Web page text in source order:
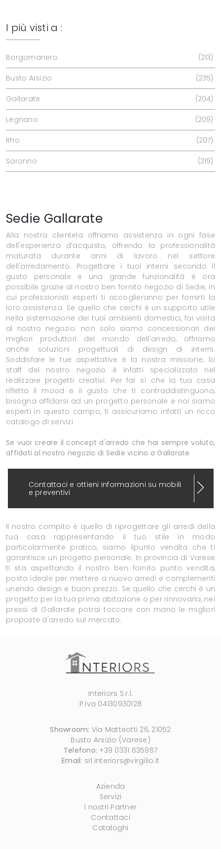
I più visti a :
Borgomanero 213
Busto Arsizio 235
Gallarate 204
Legnano 209
Rho 207
Saronno 219
Sedie Gallarate
Alla nostra clientela offriamo assistenza in ogni fase
dell'esperienza d’acquisto, offrendo la professionalità
maturata durante anni di lavoro nel settore
dell'arredamento. Progettare i tuoi interni secondo il
gusto personale e una grande funzionalità è ora
possibile grazie al nostro ben fornito negozio di Sedie, in
cui professionisti esperti ti accoglieranno per fornirti la
loro assistenza. Se quello che cerchi è un supporto utile
nella sistemazione dei tuoi ambienti domestici, fai visita
al nostro negozio: non solo siamo concessionari dei
migliori produttori del mondo dell'arredo, offriamo
anche soluzioni progettuali di design di interni.
Soddisfare le tue aspettative è la nostra missione, lo
staff del nostro negozio è infatti specializzato nel
realizzare progetti creativi. Per far sì che la tua casa
rifletta il mood e il gusto che ti contraddistinguono,
bisogna affidarsi ad un progetto personale e noi siamo
esperti in questo campo, ti assicuriamo infatti un ricco
catalogo di servizi
Se vuoi creare il concept d'arredo che hai sempre voluto,
affidati al nostro negozio di Sedie vicino a Gallarate
Contattaci e ottieni informazioni su mobili
e preventivi
Il nostro compito è quello di riprogettare gli arredi della
tua casa rappresentando il tuo stile in modo
particolarmente pratico, siamo ilpunto vendita che ti
garantisce un progetto personale. In provincia di Varese
ti sta aspettando il nostro ben fornito punto vendita,
posto ideale per mettere a nuovo arredi e complementi
unendo design e buon prezzo. Se quello che cerchi è un
progetto per la tua prima abitazione o per rinnovarla, nei
pressi di Gallarate potrai toccare con mano le migliori
proposte d'arredo sul mercato.
Interiors S.r.l.
P.Iva 04130930128
Showroom: Via Matteotti 26, 21052
Busto Arsizio (Varese)
Telefono: +39 0331 635967
Email: srl.interiors@virgilio.it
Azienda
Servizi
I nostri Partner
Contattaci
Cataloghi